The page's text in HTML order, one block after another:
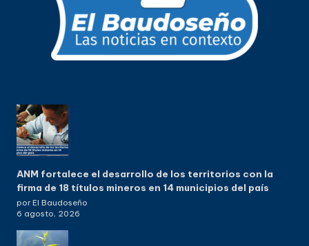
ANM fortalece el desarrollo de los territorios con la
firma de 18 títulos mineros en 14 municipios del país
por El Baudoseño
6 agosto, 2026